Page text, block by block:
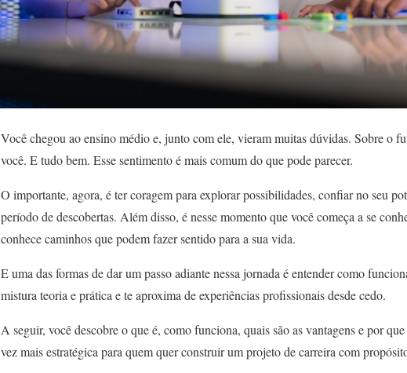
Você chegou ao ensino médio e, junto com ele, vieram muitas dúvidas. Sobre o
você. E tudo bem. Esse sentimento é mais comum do que pode parecer.
O importante, agora, é ter coragem para explorar possibilidades, confiar no seu
período de descobertas. Além disso, é nesse momento que você começa a se
conhece caminhos que podem fazer sentido para a sua vida.
E uma das formas de dar um passo adiante nessa jornada é entender como
mistura teoria e prática e te aproxima de experiências profissionais desde cedo.
A seguir, você descobre o que é, como funciona, quais são as vantagens e por
vez mais estratégica para quem quer construir um projeto de carreira com